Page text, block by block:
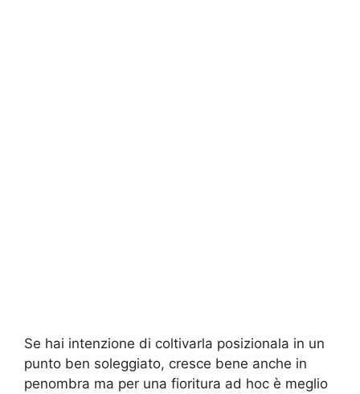
Se hai intenzione di coltivarla posizionala in un
punto ben soleggiato, cresce bene anche in
penombra ma per una fioritura ad hoc è meglio